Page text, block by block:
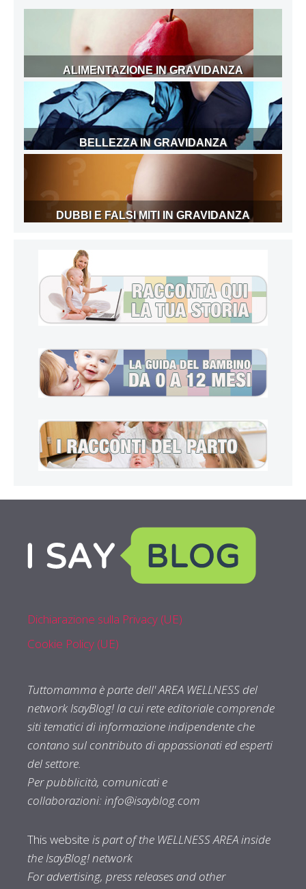
ALIMENTAZIONE IN GRAVIDANZA
BELLEZZA IN GRAVIDANZA
DUBBI E FALSI MITI IN GRAVIDANZA
Dichiarazione sulla Privacy (UE)
Cookie Policy (UE)
Tuttomamma è parte dell' AREA WELLNESS del
network IsayBlog! la cui rete editoriale comprende
siti tematici di informazione indipendente che
contano sul contributo di appassionati ed esperti
del settore.
Per pubblicità, comunicati e
collaborazioni:info@isayblog.com
This website is part of the WELLNESS AREA inside
the IsayBlog! network
For advertising, press releases and other